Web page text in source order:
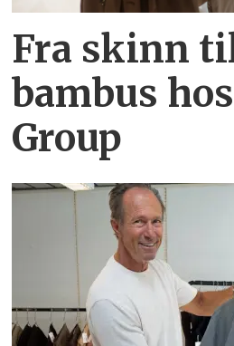
Fra skinn
bambus
Group